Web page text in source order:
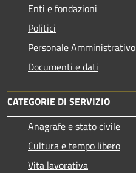
Enti e fondazioni
Politici
Personale Amministrativo
Documenti e dati
CATEGORIE DI SERVIZIO
Anagrafe e stato civile
Cultura e tempo libero
Vita lavorativa